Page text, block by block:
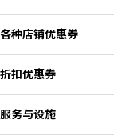
各种店铺优惠券
折扣优惠券
服务与设施